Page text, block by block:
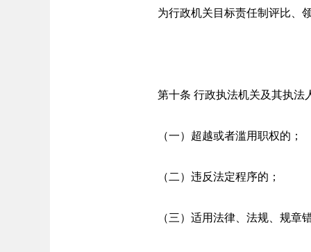
为行政机关目标责任制评比、
第十条 行政执法机关及其执法
（一）超越或者滥用职权的；
（二）违反法定程序的；
（三）适用法律、法规、规章